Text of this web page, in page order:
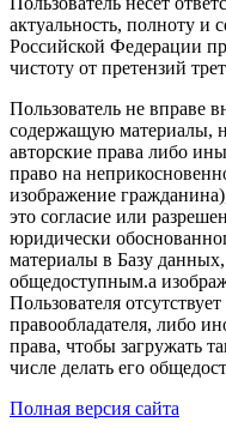
актуальность, полноту и
Российской Федерации
чистоту от претензий
Пользователь не вправе
содержащую материалы,
авторские права либо
право на
изображение
это согласие или
юридически
материалы в Базу
общедоступным.а
Пользователя
правообладателя, либо
права, чтобы загружать
числе делать его
Полная версия сайта